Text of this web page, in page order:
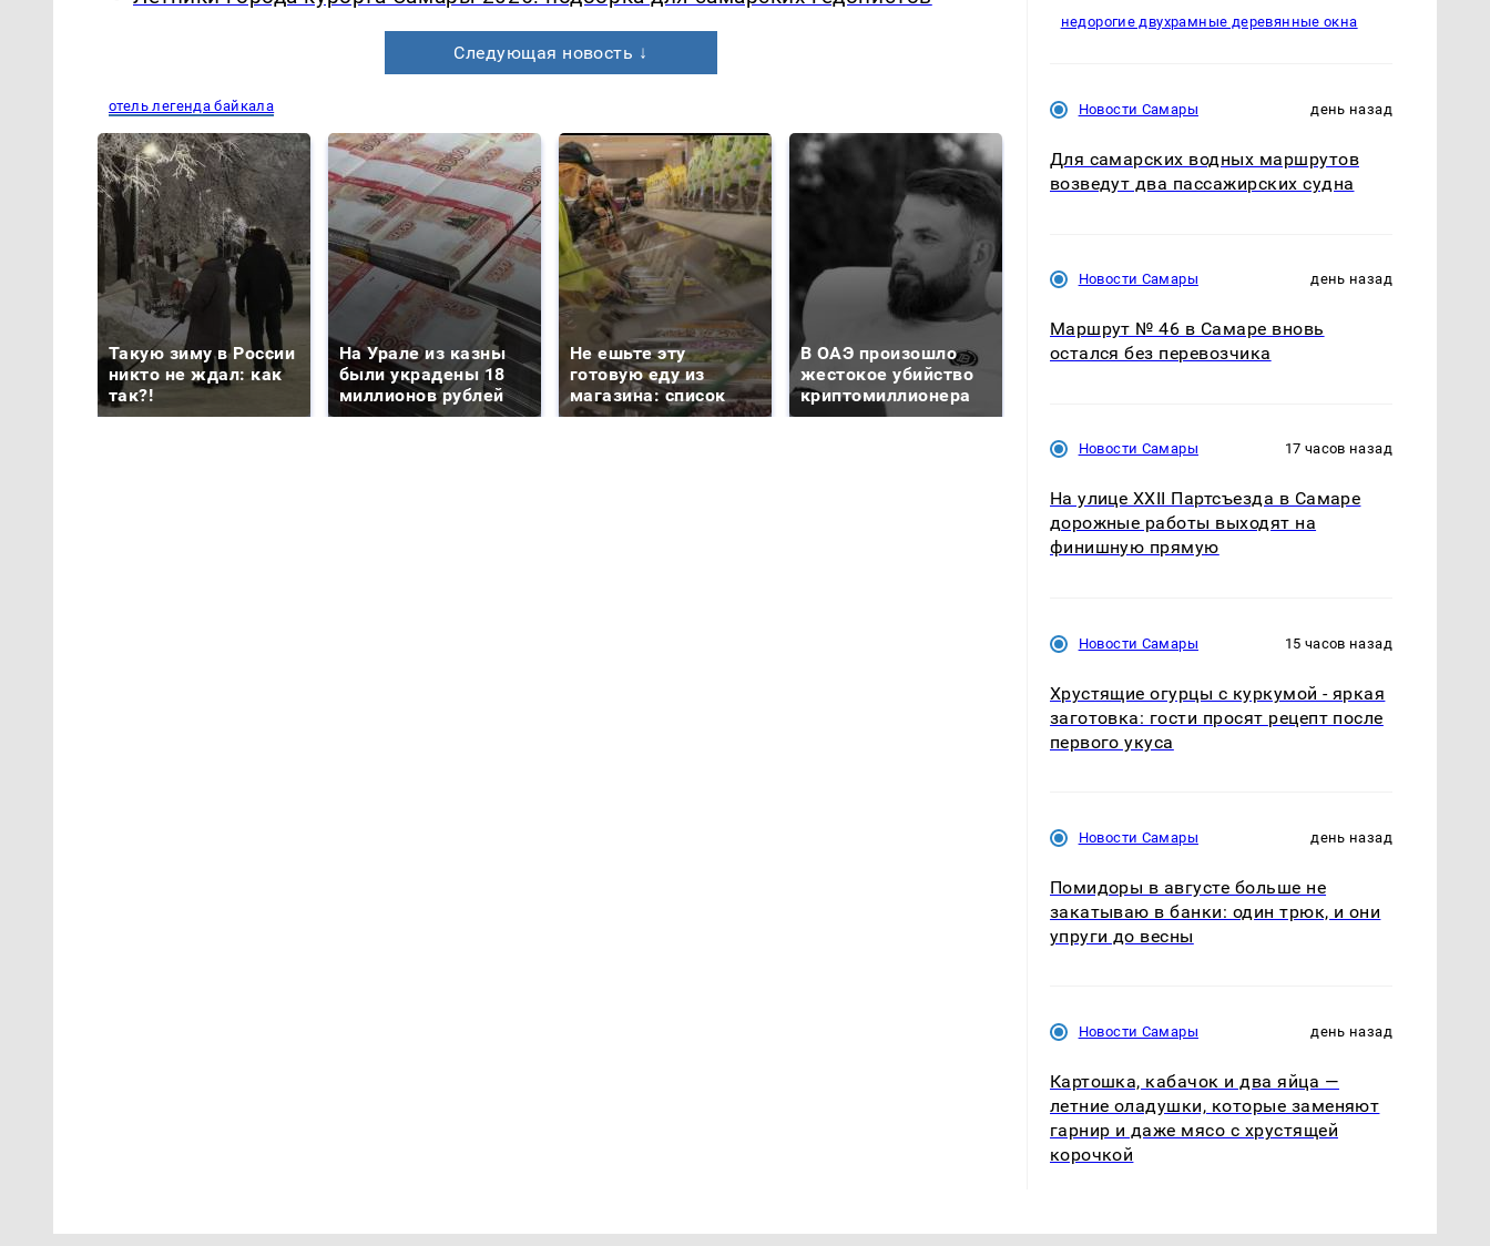
Следующая новость ↓
отель легенда байкала
Такую зиму в России
никто не ждал: как
так?!
На Урале из казны
были украдены 18
миллионов рублей
Не ешьте эту
готовую еду из
магазина: список
В ОАЭ произошло
жестокое убийство
криптомиллионера
Все новости по
Таких событий не
недорогие двухрамные деревянные окна
Новости Самары день назад
Для самарских водных маршрутов
возведут два пассажирских судна
Новости Самары день назад
Маршрут № 46 в Самаре вновь
остался без перевозчика
Новости Самары 17 часов назад
На улице XXII Партсъезда в Самаре
дорожные работы выходят на
финишную прямую
Новости Самары 15 часов назад
Хрустящие огурцы с куркумой - яркая
заготовка: гости просят рецепт после
первого укуса
Новости Самары день назад
Помидоры в августе больше не
закатываю в банки: один трюк, и они
упруги до весны
Новости Самары день назад
Картошка, кабачок и два яйца —
летние оладушки, которые заменяют
гарнир и даже мясо с хрустящей
корочкой